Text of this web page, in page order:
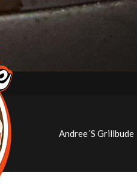
Andree´s Grillbude